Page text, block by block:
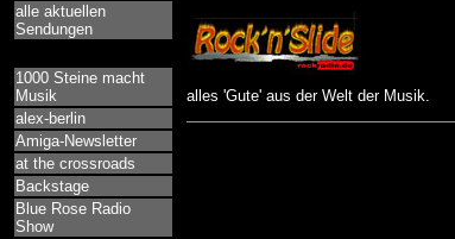
alle aktuellen
Sendungen
1000 Steine macht
Musik
alex-berlin
Amiga-Newsletter
at the crossroads
Backstage
Blue Rose Radio
Show
alles 'Gute' aus der Welt der Musik.